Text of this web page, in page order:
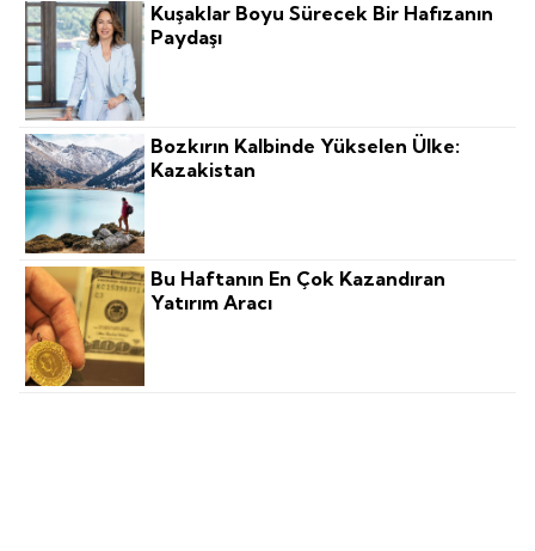
Kuşaklar Boyu Sürecek Bir Hafızanın
Paydaşı
Bozkırın Kalbinde Yükselen Ülke:
Kazakistan
Bu Haftanın En Çok Kazandıran
Yatırım Aracı